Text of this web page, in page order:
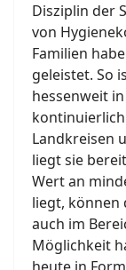
Disziplin der
von
Familien
geleistet. So
hessenweit
Landkreisen
liegt sie
Wert an
liegt, können
auch im
Möglichkeit